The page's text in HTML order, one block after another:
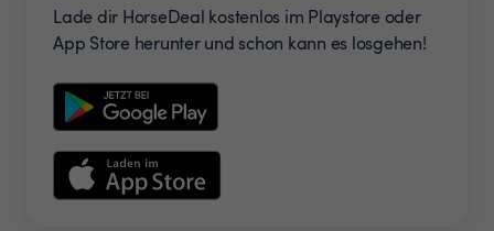
Lade dir HorseDeal kostenlos im Playstore oder
App Store herunter und schon kann es losgehen!